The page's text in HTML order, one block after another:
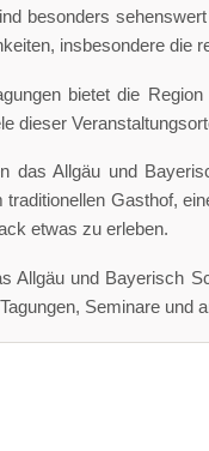
besonders
insbesondere die
bietet die
dieser
das Allgäu und
traditionellen Gasthof,
etwas zu erleben.
Allgäu und Bayerisch
Seminare und